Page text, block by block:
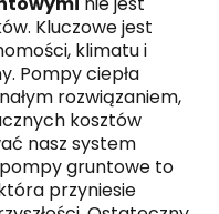
Kluczowe jest
klimatu i
Pompy ciepła
rozwiązaniem,
kosztów
nasz system
gruntowe to
przyniesie